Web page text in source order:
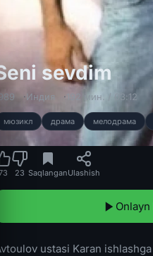
sevdim
Индия 192 мин. / 03:12
мюзикл драма мелодрама
23 SaqlanganUlashish
ustasi Karan